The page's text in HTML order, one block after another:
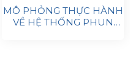
MÔ PHỎNG THỰC HÀNH
VỀ HỆ THỐNG PHUN